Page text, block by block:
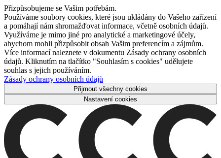
Přizpůsobujeme se Vašim potřebám.
Používáme soubory cookies, které jsou ukládány do Vašeho zařízení
a pomáhají nám shromažďovat informace, včetně osobních údajů.
Využíváme je mimo jiné pro analytické a marketingové účely,
abychom mohli přizpůsobit obsah Vašim preferencím a zájmům.
Více informací naleznete v dokumentu Zásady ochrany osobních
údajů. Kliknutím na tlačítko "Souhlasím s cookies" udělujete
souhlas s jejich používáním.
Zásady ochrany osobních údajů
Přijmout všechny cookies
Nastavení cookies